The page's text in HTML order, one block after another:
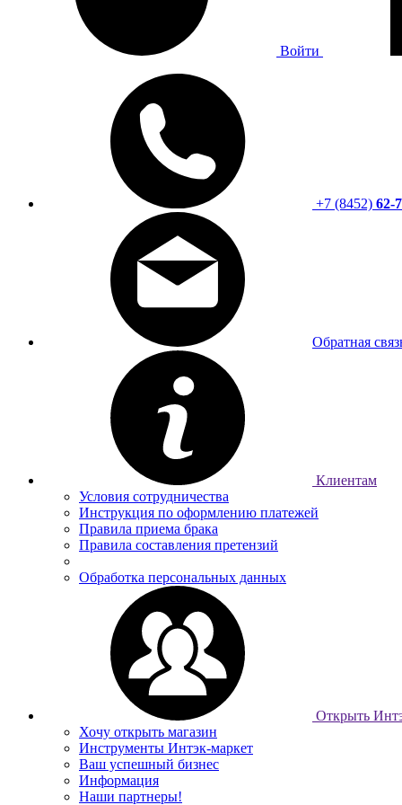
Войти
+7 (8452) 62-
Обратная
Клиентам
Условия сотрудничества
Инструкция по оформлению платежей
Правила приема брака
Правила составления претензий
Обработка персональных данных
Открыть
Хочу открыть магазин
Инструменты Интэк-маркет
Ваш успешный бизнес
Информация
Наши партнеры!